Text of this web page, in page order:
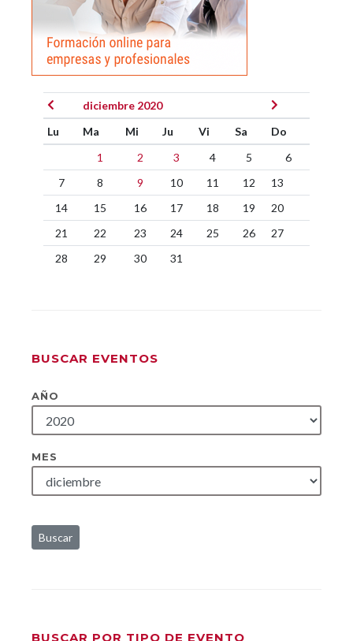
diciembre 2020
Lu
Ma Mi Ju Vi Sa
Do
1
2 3 4 5
6
7
8 9 10 11 12
13
14
15 16 17 18 19
20
21
22 23 24 25 26
27
28
29 30 31
BUSCAR EVENTOS
AÑO
MES
Buscar
BUSCAR POR TIPO DE EVENTO